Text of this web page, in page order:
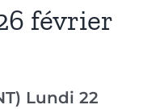
février
Lundi 22